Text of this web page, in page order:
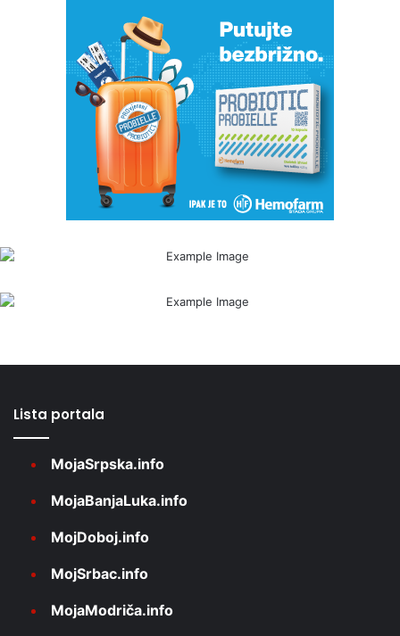
Lista portala
MojaSrpska.info
MojaBanjaLuka.info
MojDoboj.info
MojSrbac.info
MojaModriča.info